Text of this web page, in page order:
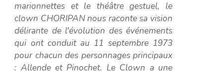
marionnettes et le théâtre gestuel, le
clown CHORIPAN nous raconte sa vision
délirante de l'évolution des événements
qui ont conduit au 11 septembre 1973
pour chacun des personnages principaux
: Allende et Pinochet. Le Clown a une